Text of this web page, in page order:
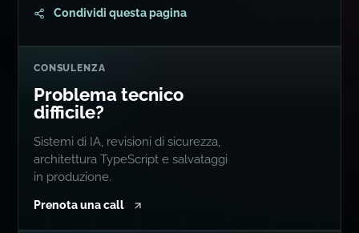
Condividi questa pagina
CONSULENZA
Problema tecnico
difficile?
Sistemi di IA, revisioni di sicurezza,
architettura TypeScript e salvataggi
in produzione.
Prenota una call